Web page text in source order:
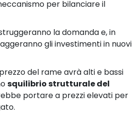
per bilanciare il
la domanda e, in
gli investimenti in nuovi
del rame avrà alti e bassi
squilibrio strutturale del
portare a prezzi elevati per